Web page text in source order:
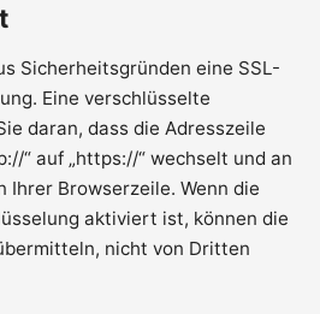
Sicherheitsgründen eine SSL-
Eine verschlüsselte
daran, dass die Adresszeile
“ auf „https://“ wechselt und an
Ihrer Browserzeile. Wenn die
aktiviert ist, können die
nicht von Dritten